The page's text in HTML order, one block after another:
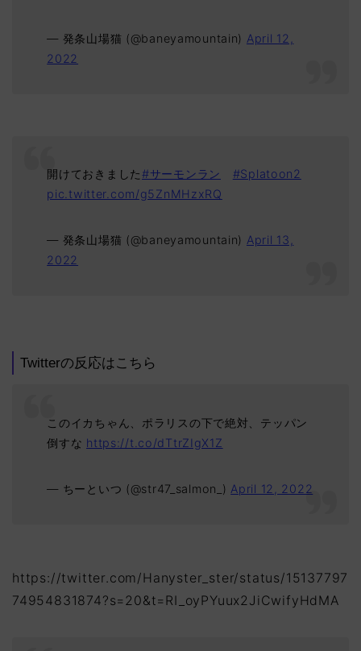
— 発条山場猫 (@baneyamountain) April 12,
2022
開けておきました#サーモンラン
#Splatoon2
pic.twitter.com/g5ZnMHzxRQ
— 発条山場猫 (@baneyamountain) April 13,
2022
Twitterの反応はこちら
このイカちゃん、ポラリスの下で絶対、テッパン
倒すな https://t.co/dTtrZIgX1Z
— ちーといつ (@str47_salmon_) April 12, 2022
https://twitter.com/Hanyster_ster/status/15137797
74954831874?s=20&t=RI_oyPYuux2JiCwifyHdMA